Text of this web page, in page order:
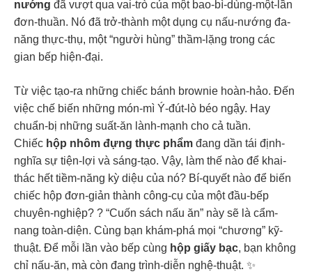
nướng đã vượt qua vai-trò của một bao-bì-dùng-một-lần
đơn-thuần. Nó đã trở-thành một dụng cụ nấu-nướng đa-
năng thực-thụ, một “người hùng” thầm-lặng trong các
gian bếp hiện-đại.
Từ việc tạo-ra những chiếc bánh brownie hoàn-hảo. Đến
việc chế biến những món-mì Ý-đút-lò béo ngậy. Hay
chuẩn-bị những suất-ăn lành-mạnh cho cả tuần.
Chiếc hộp nhôm đựng thực phẩm đang dần tái định-
nghĩa sự tiện-lợi và sáng-tạo. Vậy, làm thế nào để khai-
thác hết tiềm-năng kỳ diệu của nó? Bí-quyết nào để biến
chiếc hộp đơn-giản thành công-cụ của một đầu-bếp
chuyên-nghiệp? ? “Cuốn sách nấu ăn” này sẽ là cẩm-
nang toàn-diện. Cùng bạn khám-phá mọi “chương” kỹ-
thuật. Để mỗi lần vào bếp cùng hộp giấy bạc, bạn không
chỉ nấu-ăn, mà còn đang trình-diễn nghệ-thuật. ✨